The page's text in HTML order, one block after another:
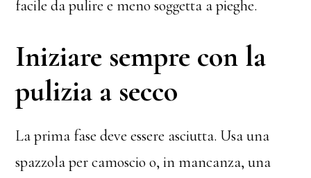
facile da pulire e meno soggetta a pieghe.
Iniziare sempre con la
pulizia a secco
La prima fase deve essere asciutta. Usa una
spazzola per camoscio o, in mancanza, una